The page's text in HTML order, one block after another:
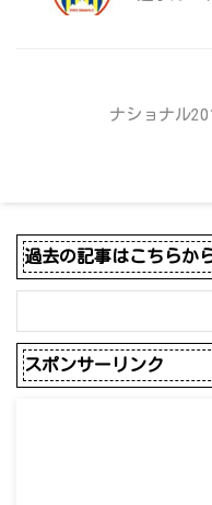
ナショナル
過去の記事はこちらか
スポンサーリンク